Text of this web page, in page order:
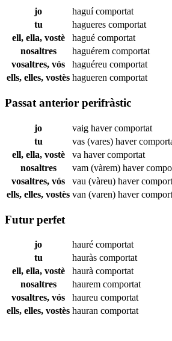
jo haguícomportat
tu
hagueres comportat
ell, ella, vostè
hagué comportat
nosaltres
haguérem comportat
vosaltres, vós
haguéreu comportat
ells, elles, vostès hagueren comportat
Passat anterior perifràstic
jo vaig havercomportat
tu
vas (vares) haver
ell, ella, vostè
va havercomportat
nosaltres
vam (vàrem) haver
vosaltres, vós
vau (vàreu) haver
ells, elles, vostès van (varen) haver
Futur perfet
jo hauré comportat
tu
hauràs comportat
ell, ella, vostè
haurà comportat
nosaltres
haurem comportat
vosaltres, vós
haureu comportat
ells, elles, vostès hauran comportat